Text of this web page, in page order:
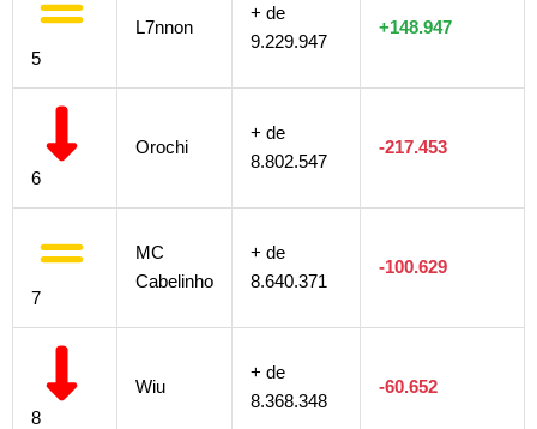
5
L7nnon
+ de
9.229.947
+148.947
6
Orochi
+ de
8.802.547
-217.453
7
MC
Cabelinho
+ de
8.640.371
-100.629
8
Wiu
+ de
8.368.348
-60.652